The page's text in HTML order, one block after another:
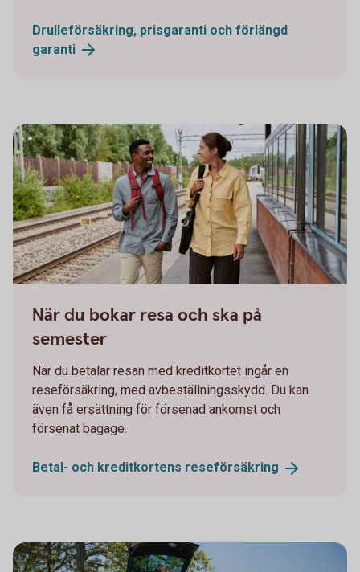
Drulleförsäkring, prisgaranti och förlängd
garanti
När du bokar resa och ska på
semester
När du betalar resan med kreditkortet ingår en
reseförsäkring, med avbeställningsskydd. Du kan
även få ersättning för försenad ankomst och
försenat bagage.
Betal- och kreditkortens reseförsäkring